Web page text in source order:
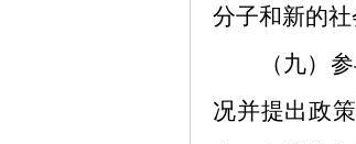
分子和新的社
（九）
况并提出政